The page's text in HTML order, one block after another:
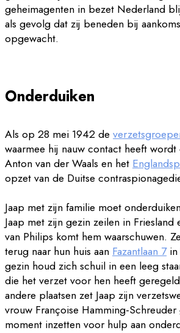
geheimagenten in bezet Nederland
als gevolg dat zij beneden bij
opgewacht.
Onderduiken
Als op 28 mei 1942 de
waarmee hij nauw contact heeft
Anton van der Waals en het
opzet van de Duitse
Jaap met zijn familie moet
Jaap met zijn gezin zeilen in Friesland
van Philips komt hem waarschuwen.
terug naar hun huis aan Fazantlaan 7in
gezin houd zich schuil in een leeg
die het verzet voor hen heeft
andere plaatsen zet Jaap zijn
vrouw Françoise Hamming-Schreuder
moment inzetten voor hulp aan